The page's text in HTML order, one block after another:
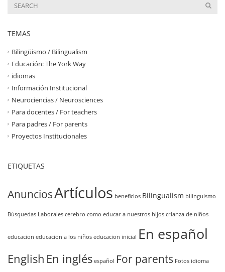
TEMAS
Bilingüismo / Bilingualism
Educación: The York Way
idiomas
Información Institucional
Neurociencias / Neurosciences
Para docentes / For teachers
Para padres / For parents
Proyectos Institucionales
ETIQUETAS
AnunciosArtículos beneficios Bilingualism bilinguismo
Búsquedas Laborales cerebro como educar a nuestros hijos crianza de niños
educacion educacion a los niños educacion inicial En español
English En inglés español For parents Fotos idioma